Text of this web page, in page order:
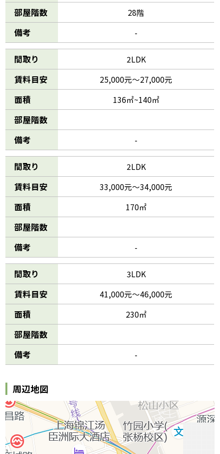
部屋階数 28階
備考 -
間取り 2LDK
賃料目安 25,000元～27,000元
面積 136㎡~140㎡
部屋階数
備考
-
間取り 2LDK
賃料目安 33,000元～34,000元
面積 170㎡
部屋階数
備考
-
間取り 3LDK
賃料目安 41,000元～46,000元
面積 230㎡
部屋階数
備考
-
周辺地図